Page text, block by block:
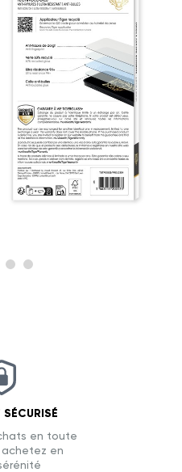
en toute
en